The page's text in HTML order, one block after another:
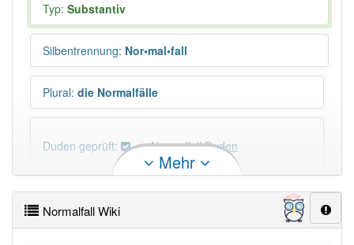
Typ: Substantiv
Silbentrennung: Nor•mal•fall
Plural: die Normalfälle
Duden geprüft: Normalfall Duden
PowerIndex:5
Mehr
Normalfall Wiki